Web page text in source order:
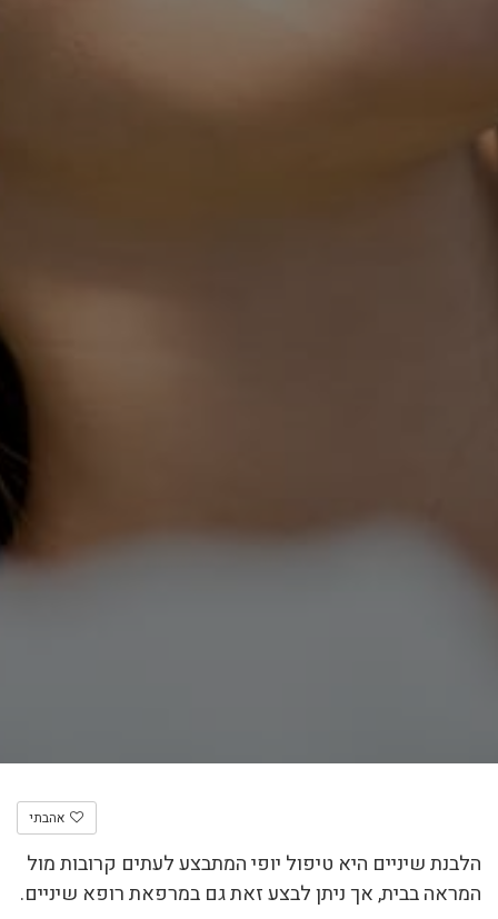
אהבתי
הלבנת שיניים היא טיפול יופי המתבצע לעתים קרובות מול
המראה בבית, אך ניתן לבצע זאת גם במרפאת רופא שיניים.